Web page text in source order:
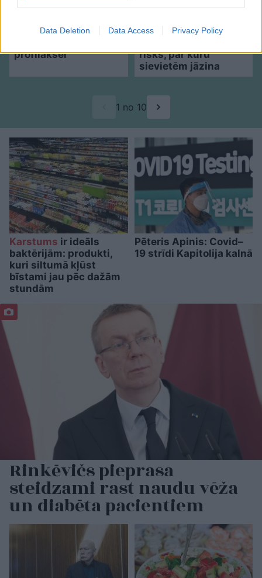
Data Deletion Data Access Privacy Policy
Speciālistu padomi
profilaksei
Menopauzeun sirds
risks, par kuru
sievietēm jāzina
1 no 10
Karstums ir ideāls
baktērijām: produkti,
kuri siltumā kļūst
bīstami jau pēc dažām
stundām
Pēteris Apinis: Covid–
19 strīdi Kapitolija kalnā
Rinkēvičs pieprasa
steidzami rast naudu vēža
un diabēta pacientiem